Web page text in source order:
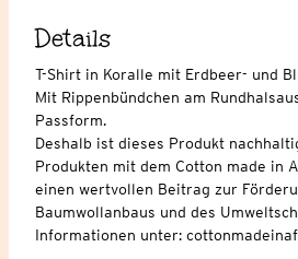
Details
T-Shirt in Koralle mit Erdbeer- und
Mit Rippenbündchen am
Passform.
Deshalb ist dieses Produkt
Produkten mit dem Cotton made in
einen wertvollen Beitrag zur
Baumwollanbaus und des
Informationen unter: